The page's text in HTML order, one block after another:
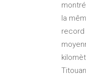
la